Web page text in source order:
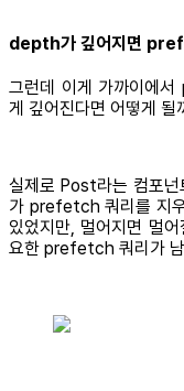
depth가 깊어지면
그런데 이게 가까이에
게 깊어진다면 어떻게 될
실제로 Post라는 컴포
가 prefetch 쿼리를 지
있었지만, 멀어지면 멀
요한 prefetch 쿼리가